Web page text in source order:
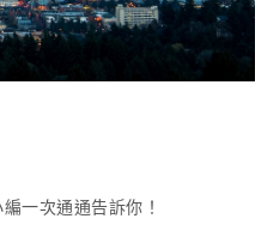
一次通通告訴你！